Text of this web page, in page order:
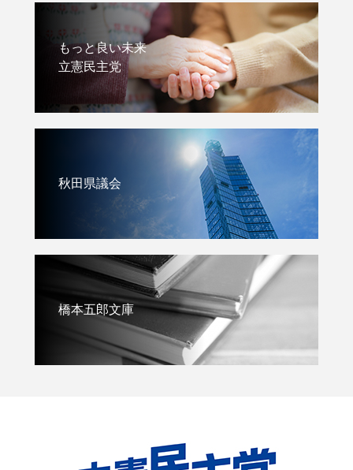
もっと良い未来
立憲民主党
秋田県議会
橋本五郎文庫